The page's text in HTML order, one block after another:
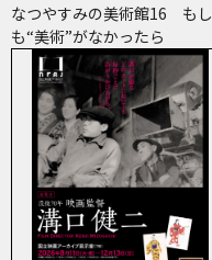
なつやすみの美術館16 もし
も“美術”がなかったら